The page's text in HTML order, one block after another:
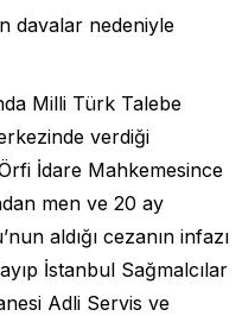
davalar nedeniyle
Milli Türk Talebe
verdiği
İdare Mahkemesince
men ve 20 ay
aldığı cezanın infazı
İstanbul Sağmalcılar
Adli Servis ve